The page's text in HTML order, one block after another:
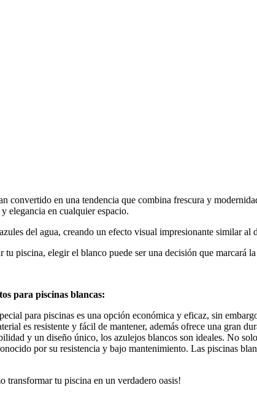
convertido en una tendencia que combina frescura y
elegancia en cualquier espacio.
del agua, creando un efecto visual impresionante similar al
tu piscina, elegir el blanco puede ser una decisión que marcará
para piscinas blancas:
para piscinas es una opción económica y eficaz, sin
es resistente y fácil de mantener, además ofrece una gran
y un diseño único, los azulejos blancos son ideales. No
por su resistencia y bajo mantenimiento. Las piscinas
transformar tu piscina en un verdadero oasis!